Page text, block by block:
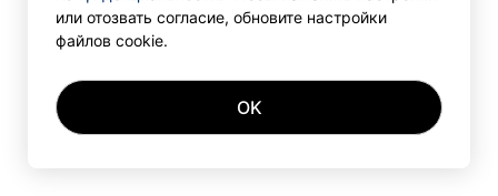
или отозвать согласие, обновите настройки
файлов cookie.
OK